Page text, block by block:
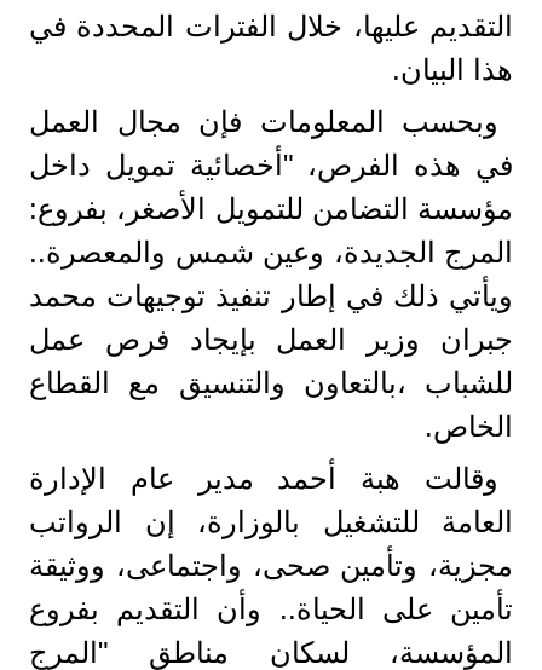
التقديم عليها، خلال الفترات المحددة في
هذا البيان.
وبحسب المعلومات فإن مجال العمل
في هذه الفرص، "أخصائية تمويل داخل
مؤسسة التضامن للتمويل الأصغر، بفروع:
المرج الجديدة، وعين شمس والمعصرة..
ويأتي ذلك في إطار تنفيذ توجيهات محمد
جبران وزير العمل بإيجاد فرص عمل
للشباب ،بالتعاون والتنسيق مع القطاع
الخاص.
وقالت هبة أحمد مدير عام الإدارة
العامة للتشغيل بالوزارة، إن الرواتب
مجزية، وتأمين صحى، واجتماعى، ووثيقة
تأمين على الحياة.. وأن التقديم بفروع
المؤسسة، لسكان مناطق "المرج